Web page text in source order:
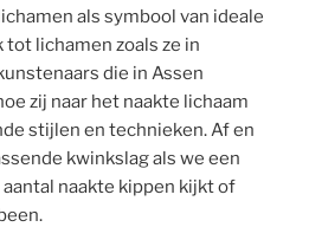
als symbool van ideale
lichamen zoals ze in
die in Assen
zij naar het naakte lichaam
stijlen en technieken. Af en
kwinkslag als we een
aantal naakte kippen kijkt of